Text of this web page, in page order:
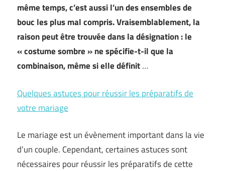
même temps, c’est aussi l’un des ensembles de
bouc les plus mal compris. Vraisemblablement, la
raison peut être trouvée dans la désignation : le
« costume sombre » ne spécifie-t-il que la
combinaison, même si elle définit…
Quelques astuces pour réussir les préparatifs de
votre mariage
Le mariage est un évènement important dans la vie
d’un couple. Cependant, certaines astuces sont
nécessaires pour réussir les préparatifs de cette